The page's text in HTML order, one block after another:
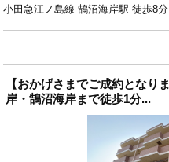
小田急江ノ島線 鵠沼海岸駅 徒歩8分
【おかげさまでご成約となり
岸・鵠沼海岸まで徒歩1分...